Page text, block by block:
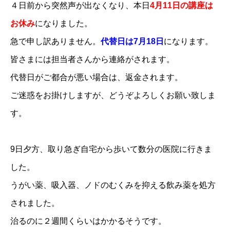
４日前から突然声が出なくなり、本日 4月11日の講座は
お休みになりました。
急で申し訳ありません。代替日は7月18日 になります。
皆さまには担当者さんから連絡がされます。
代替日がご都合が悪い場合は、返金されます。
ご迷惑をお掛けしますが、どうぞよろしくお願い致しま
す。
9日夕方、取り急ぎ自宅から歩いて数分の医院に行きま
した。
うがい薬、吸入器、ノドのむくみを抑える飲み薬を処方
されました。
治るのに２週間くらいはかかるそうです。